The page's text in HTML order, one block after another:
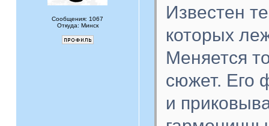
Сообщения: 1067
Откуда: Минск
Известен
которых
Меняется
сюжет. Его
и